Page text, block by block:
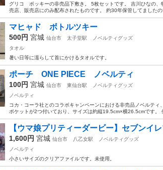
グリコ ポッキーの非売品下敷き。 5枚セットです。 吉川ひなの
売店、販売店にのみ配布されたものです。 約30年保管してました
マヒャド ボトルツキー
500円 宮城 仙台市 太子堂駅
ノベルティグッズ
タオル
暑い日等に濡らして首にかけるタオルです。
ポーチ ONE PIECE ノベルティ
100円 宮城 仙台市 東仙台駅
ノベルティグッズ
ノベルティ
コカ・コーラ社とのコラボキャンペーンにおける非売品ノベルテ
ポケットが2つ付いており、サイズは約縦19.5cm×横26.5cmです。
【ウマ娘プリティーダービー】セブンイ
1,600円 宮城 仙台市 八乙女駅
ノベルティグッズ
ノベルティ
小さいサイズのクリアファイルです。未使用。